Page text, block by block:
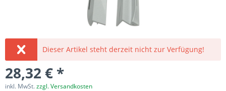
Dieser Artikel steht derzeit nicht zur Verfügung!
28,32 € *
inkl. MwSt.zzgl. Versandkosten